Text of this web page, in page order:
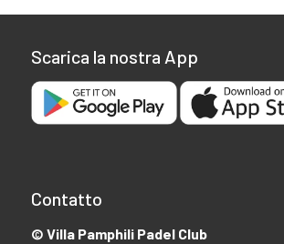
Scarica la nostra App
Contatto
© Villa Pamphili Padel Club